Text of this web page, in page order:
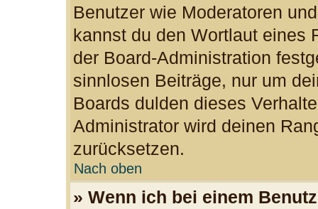
Benutzer wie Moderatoren
kannst du den Wortlaut eines
der Board-Administration
sinnlosen Beiträge, nur um
Boards dulden dieses
Administrator wird deinen
zurücksetzen.
Nach oben
» Wenn ich bei einem